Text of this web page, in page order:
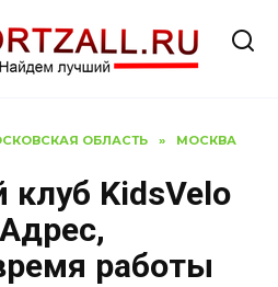
ОБЛАСТЬ » МОСКВА
KidsVelo
работы